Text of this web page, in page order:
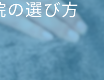
痛
肩
膝痛
の選び方